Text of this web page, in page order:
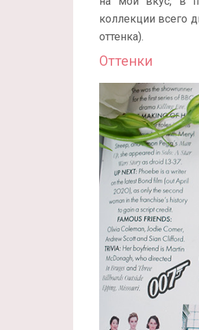
коллекции всего
оттенка).
Оттенки